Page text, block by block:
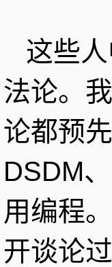
这些
法论。
论都预
DSDM
用编程
开谈论